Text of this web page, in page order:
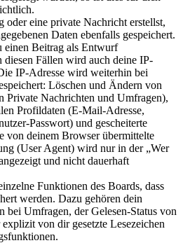
oder eine private Nachricht erstellst,
Daten ebenfalls gespeichert.
einen Beitrag als Entwurf
diesen Fällen wird auch deine IP-
IP-Adresse wird weiterhin bei
Löschen und Ändern von
Private Nachrichten und Umfragen),
Profildaten (E-Mail-Adresse,
Passwort) und gescheiterte
von deinem Browser übermittelte
(User Agent) wird nur in der „Wer
und nicht dauerhaft
Funktionen des Boards, dass
werden. Dazu gehören dein
bei Umfragen, der Gelesen-Status von
von dir gesetzte Lesezeichen